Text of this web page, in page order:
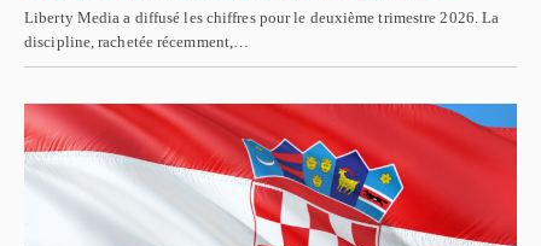
Liberty Media a diffusé les chiffres pour le deuxième trimestre 2026. La
discipline, rachetée récemment,…